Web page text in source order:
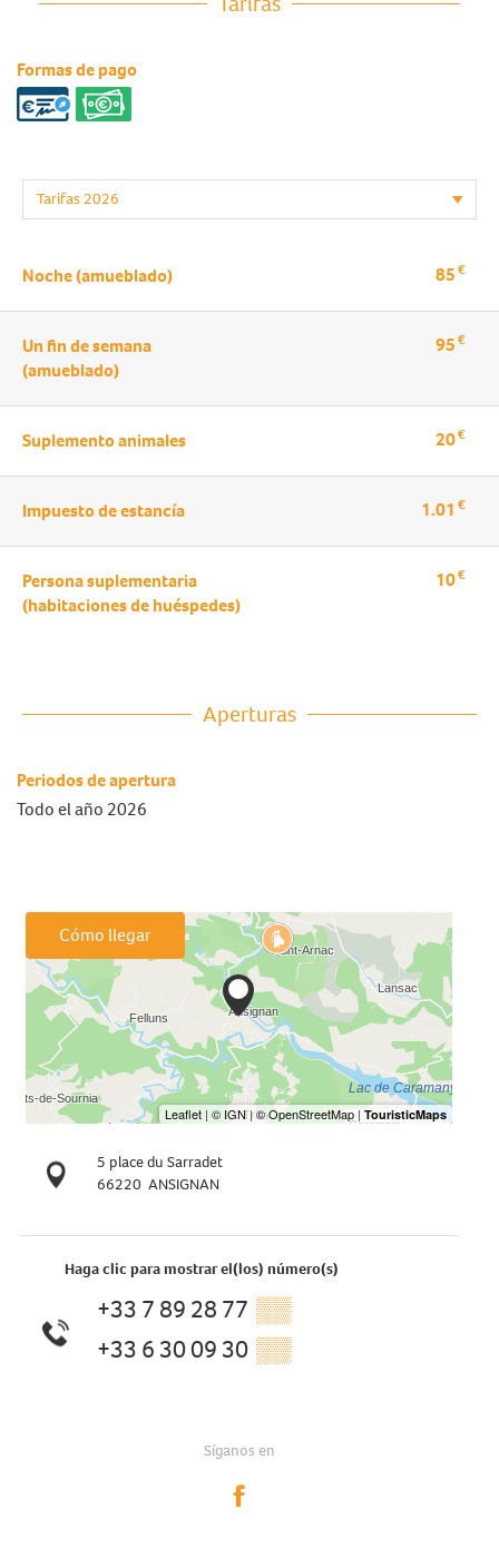
Formas de pago
Noche (amueblado) 85€
Un fin de semana
(amueblado)
95€
Suplemento animales 20€
Impuesto de estancía 1.01 €
Persona suplementaria
(habitaciones de huéspedes)
10€
Aperturas
Periodos de apertura
Todo el año 2026
Cómo llegar
5 place du Sarradet
66220 ANSIGNAN
Haga clic para mostrar el(los) número(s)
+33 7 89 28 77 ▒▒
+33 6 30 09 30 ▒▒
Síganos en